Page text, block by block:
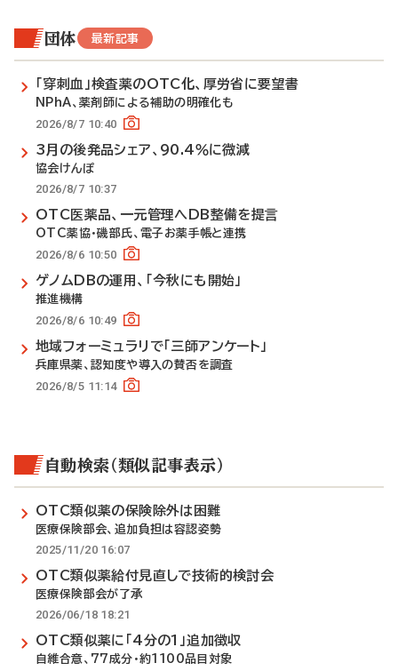
団体 最新記事
「穿刺血」検査薬のOTC化、厚労省に要望書
NPhA、薬剤師による補助の明確化も
2026/8/7 10:40
3月の後発品シェア、90.4％に微減
協会けんぽ
2026/8/7 10:37
OTC医薬品、一元管理へDB整備を提言
OTC薬協・磯部氏、電子お薬手帳と連携
2026/8/6 10:50
ゲノムDBの運用、「今秋にも開始」
推進機構
2026/8/6 10:49
地域フォーミュラリで「三師アンケート」
兵庫県薬、認知度や導入の賛否を調査
2026/8/5 11:14
自動検索（類似記事表示）
OTC類似薬の保険除外は困難
医療保険部会、追加負担は容認姿勢
2025/11/20 16:07
OTC類似薬給付見直しで技術的検討会
医療保険部会が了承
2026/06/18 18:21
OTC類似薬に「4分の1」追加徴収
自維合意、77成分・約1100品目対象